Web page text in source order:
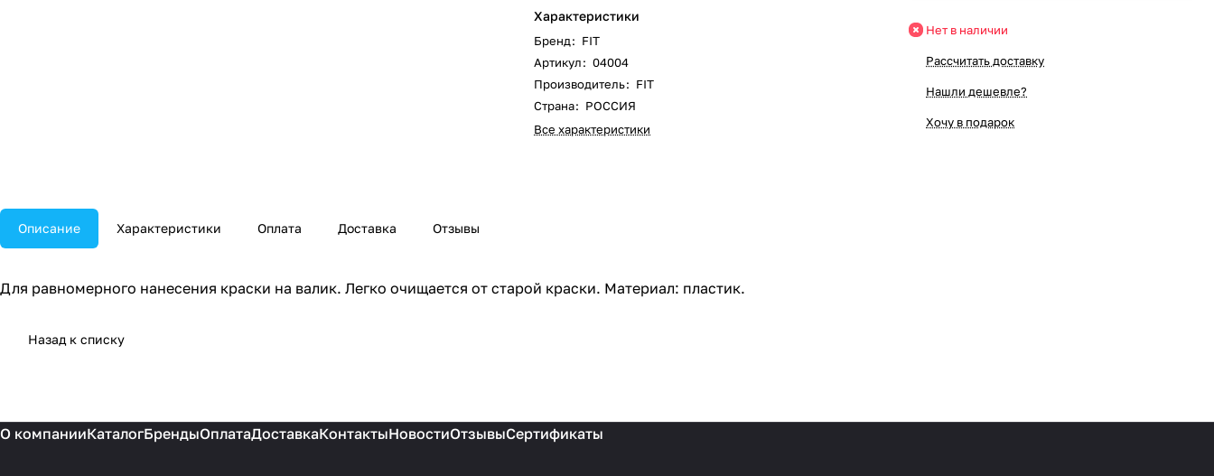
Характеристики
Бренд: FIT
Артикул: 04004
Производитель: FIT
Страна: РОССИЯ
Все характеристики
Нет в наличии
Рассчитать доставку
Нашли дешевле?
Хочу в подарок
Описание Характеристики Оплата Доставка Отзывы
Для равномерного нанесения краски на валик. Легко очищается от старой краски. Материал: пластик.
Назад к списку
О компанииКаталогБрендыОплатаДоставкаКонтактыНовостиОтзывыСертификаты